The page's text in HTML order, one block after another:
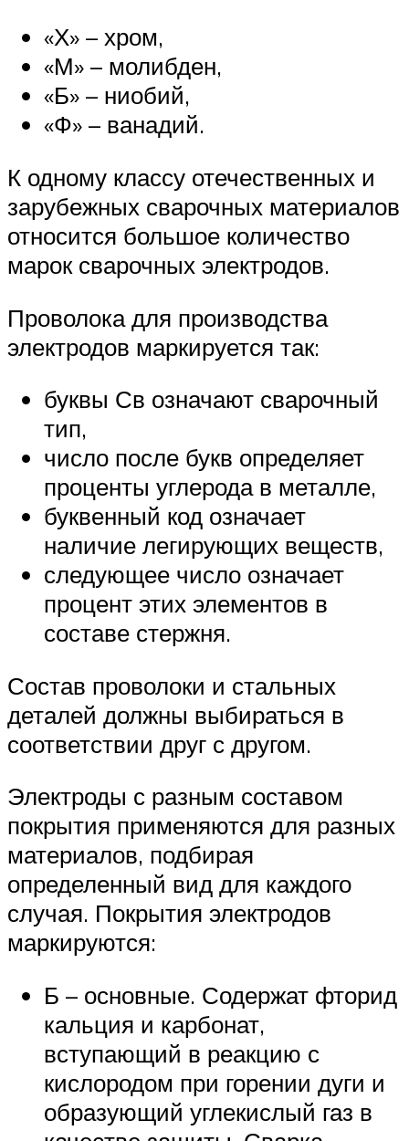
«Х» – хром,
«М» – молибден,
«Б» – ниобий,
«Ф» – ванадий.
К одному классу отечественных и
зарубежных сварочных материалов
относится большое количество
марок сварочных электродов.
Проволока для производства
электродов маркируется так:
буквы Св означают сварочный
тип,
число после букв определяет
проценты углерода в металле,
буквенный код означает
наличие легирующих веществ,
следующее число означает
процент этих элементов в
составе стержня.
Состав проволоки и стальных
деталей должны выбираться в
соответствии друг с другом.
Электроды с разным составом
покрытия применяются для разных
материалов, подбирая
определенный вид для каждого
случая. Покрытия электродов
маркируются:
Б – основные. Содержат фторид
кальция и карбонат,
вступающий в реакцию с
кислородом при горении дуги и
образующий углекислый газ в